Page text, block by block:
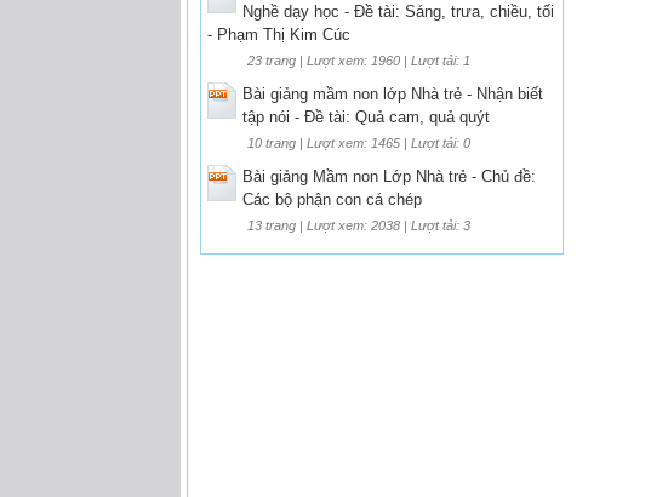
Nghề dạy học - Đề tài: Sáng, trưa, chiều, tối
- Phạm Thị Kim Cúc
23 trang | Lượt xem: 1960 | Lượt tải: 1
Bài giảng mầm non lớp Nhà trẻ - Nhận biết
tập nói - Đề tài: Quả cam, quả quýt
10 trang | Lượt xem: 1465 | Lượt tải: 0
Bài giảng Mầm non Lớp Nhà trẻ - Chủ đề:
Các bộ phận con cá chép
13 trang | Lượt xem: 2038 | Lượt tải: 3